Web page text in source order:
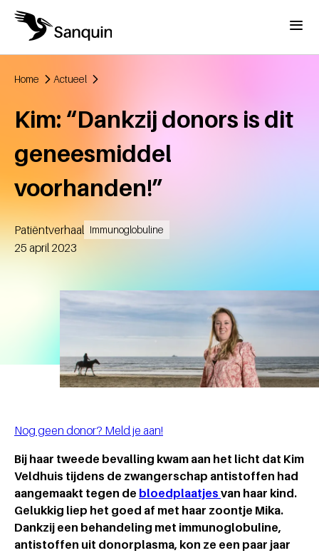
Overslaan en naar de inhoud gaan
Menu
Home Actueel
Kim: “Dankzij donors is dit
geneesmiddel
voorhanden!”
Patiëntverhaal Immunoglobuline
Aangemaakt
25 april 2023
Nog geen donor? Meld je aan!
Bij haar tweede bevalling kwam aan het licht dat Kim
Veldhuis tijdens de zwangerschap antistoffen had
aangemaakt tegen de bloedplaatjes van haar kind.
Gelukkig liep het goed af met haar zoontje Mika.
Dankzij een behandeling met immunoglobuline,
antistoffen uit donorplasma, kon ze een paar jaar